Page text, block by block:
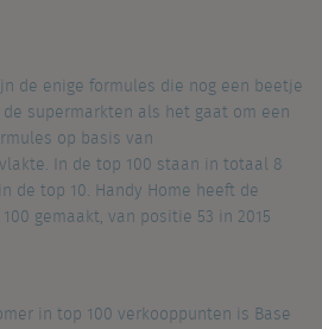
de enige formules die nog een beetje
supermarkten als het gaat om een
op basis van
In de top 100 staan in totaal 8
de top 10. Handy Home heeft de
gemaakt, van positie 53 in 2015
in top 100 verkooppunten is Base